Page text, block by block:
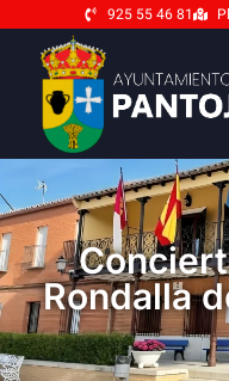
925 55 46 81
Rondalla